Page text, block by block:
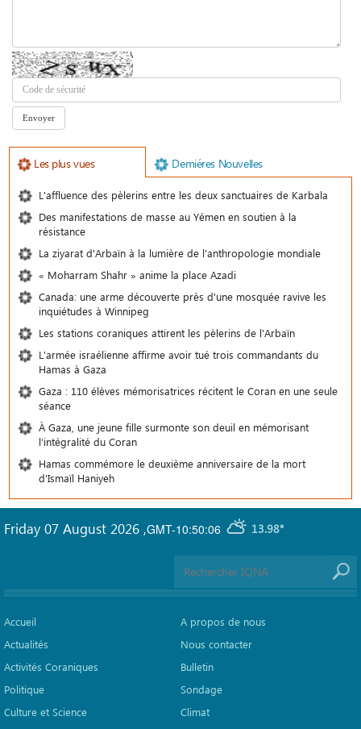
Les plus vues Demiéres Nouvelles
L'affluence des pèlerins entre les deux sanctuaires de Karbala
Des manifestations de masse au Yémen en soutien à la
résistance
La ziyarat d'Arbaïn à la lumière de l'anthropologie mondiale
« Moharram Shahr » anime la place Azadi
Canada: une arme découverte près d'une mosquée ravive les
inquiétudes à Winnipeg
Les stations coraniques attirent les pèlerins de l'Arbaïn
L'armée israélienne affirme avoir tué trois commandants du
Hamas à Gaza
Gaza : 110 élèves mémorisatrices récitent le Coran en une seule
séance
À Gaza, une jeune fille surmonte son deuil en mémorisant
l’intégralité du Coran
Hamas commémore le deuxième anniversaire de la mort
d'Ismaïl Haniyeh
GMT-10:50:06 13.98°
Friday 07 August 2026 ,
Accueil
Actualités
Activités Coraniques
Politique
Culture et Science
A propos de nous
Nous contacter
Bulletin
Sondage
Climat